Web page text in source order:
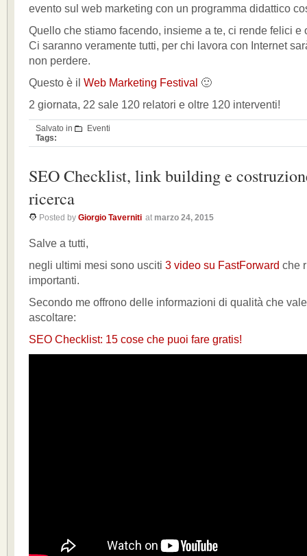
evento sul web marketing con un programma didattico
Quello che stiamo facendo, insieme a te, ci rende felici e
Ci saranno veramente tutti, per chi lavora con Internet
non perdere.
Questo è il Web Marketing Festival 🙂
2 giornata, 22 sale 120 relatori e oltre 120 interventi!
Salvato in
Eventi
Tags:
SEO Checklist, link building e
ricerca
Posted by Giorgio Taverniti at marzo 24, 2015
Salve a tutti,
negli ultimi mesi sono usciti 3 video su FastForward che
importanti.
Secondo me offrono delle informazioni di qualità che
ascoltare:
SEO Checklist: 15 cose che puoi fare gratis!